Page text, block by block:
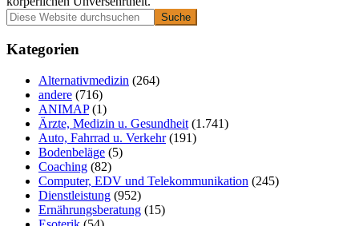
Primäre
Seitenleiste
Diese
Website
durchsuchen
Kategorien
Alternativmedizin (264)
andere (716)
ANIMAP(1)
Ärzte, Medizin u. Gesundheit (1.741)
Auto, Fahrrad u. Verkehr(191)
Bodenbeläge (5)
Coaching (82)
Computer, EDV und Telekommunikation (245)
Dienstleistung (952)
Ernährungsberatung (15)